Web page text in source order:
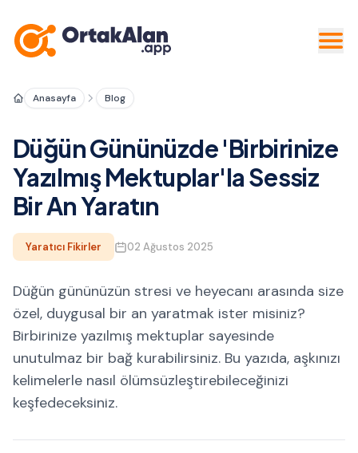
Anasayfa Blog
Düğün Gününüzde 'Birbirinize
Yazılmış Mektuplar'la Sessiz
Bir An Yaratın
Yaratıcı Fikirler 02 Ağustos 2025
Düğün gününüzün stresi ve heyecanı arasında size
özel, duygusal bir an yaratmak ister misiniz?
Birbirinize yazılmış mektuplar sayesinde
unutulmaz bir bağ kurabilirsiniz. Bu yazıda, aşkınızı
kelimelerle nasıl ölümsüzleştirebileceğinizi
keşfedeceksiniz.